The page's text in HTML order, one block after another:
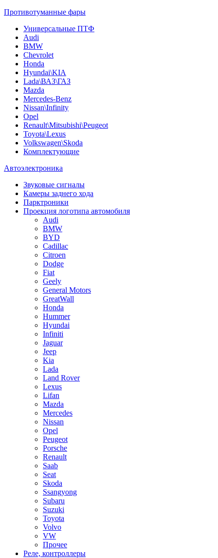
Противотуманные фары
Универсальные ПТФ
Audi
BMW
Chevrolet
Honda
Hyundai\KIA
Lada\ВАЗ\ГАЗ
Mazda
Mercedes-Benz
Nissan\Infinity
Opel
Renault\Mitsubishi\Peugeot
Toyota\Lexus
Volkswagen\Skoda
Комплектующие
Автоэлектроника
Звуковые сигналы
Камеры заднего хода
Парктроники
Проекция логотипа автомобиля
Audi
BMW
BYD
Cadillac
Citroen
Dodge
Fiat
Geely
General Motors
GreatWall
Honda
Hummer
Hyundai
Infiniti
Jaguar
Jeep
Kia
Lada
Land Rover
Lexus
Lifan
Mazda
Mercedes
Nissan
Opel
Peugeot
Porsche
Renault
Saab
Seat
Skoda
Ssangyong
Subaru
Suzuki
Toyota
Volvo
VW
Прочее
Реле, контроллеры